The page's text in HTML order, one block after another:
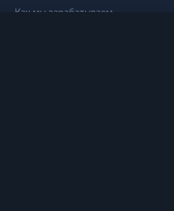
Как мы зарабатываем